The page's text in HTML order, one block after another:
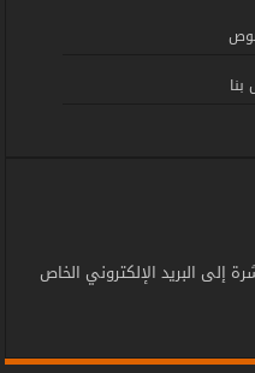
بنا
إلى البريد الإلكتروني الخاص